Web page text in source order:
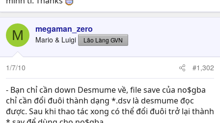
M megaman_zero
Mario & Luigi Lão Làng GVN
1/7/10 #1,302
- Bạn chỉ cần down Desmume về, file save của no$gba
chỉ cần đổi đuôi thành dạng *.dsv là desmume đọc
được. Sau khi thao tác xong có thể đổi đuôi trở lại thành